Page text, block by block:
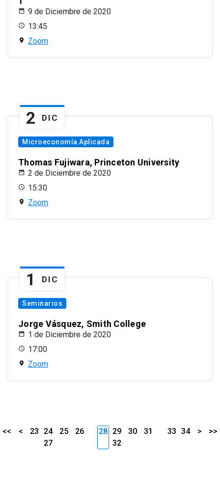
9 de Diciembre de 2020
13:45
Zoom
2 DIC
Microeconomía Aplicada
Thomas Fujiwara, Princeton University
2 de Diciembre de 2020
15:30
Zoom
1 DIC
Seminarios
Jorge Vásquez, Smith College
1 de Diciembre de 2020
17:00
Zoom
<< < 23 24 25
26
27
28 29 30
31
32
33 34 > >>